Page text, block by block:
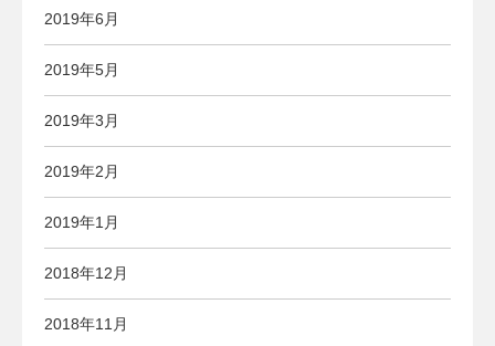
2019年6月
2019年5月
2019年3月
2019年2月
2019年1月
2018年12月
2018年11月